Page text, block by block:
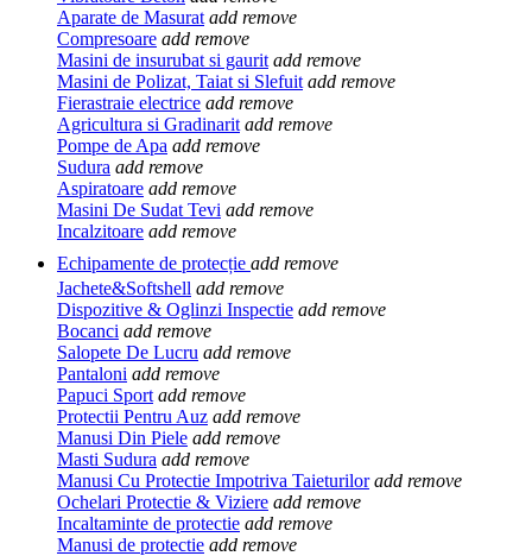
Aparate de Masurat add remove
Compresoare add remove
Masini de insurubat si gaurit add remove
Masini de Polizat, Taiat si Slefuit add remove
Fierastraie electrice add remove
Agricultura si Gradinarit add remove
Pompe de Apa add remove
Sudura add remove
Aspiratoare add remove
Masini De Sudat Tevi add remove
Incalzitoare add remove
Echipamente de protecție add remove
Jachete&Softshell add remove
Dispozitive & Oglinzi Inspectie add remove
Bocanci add remove
Salopete De Lucru add remove
Pantaloni add remove
Papuci Sport add remove
Protectii Pentru Auz add remove
Manusi Din Piele add remove
Masti Sudura add remove
Manusi Cu Protectie Impotriva Taieturilor add remove
Ochelari Protectie & Viziere add remove
Incaltaminte de protectie add remove
Manusi de protectie add remove